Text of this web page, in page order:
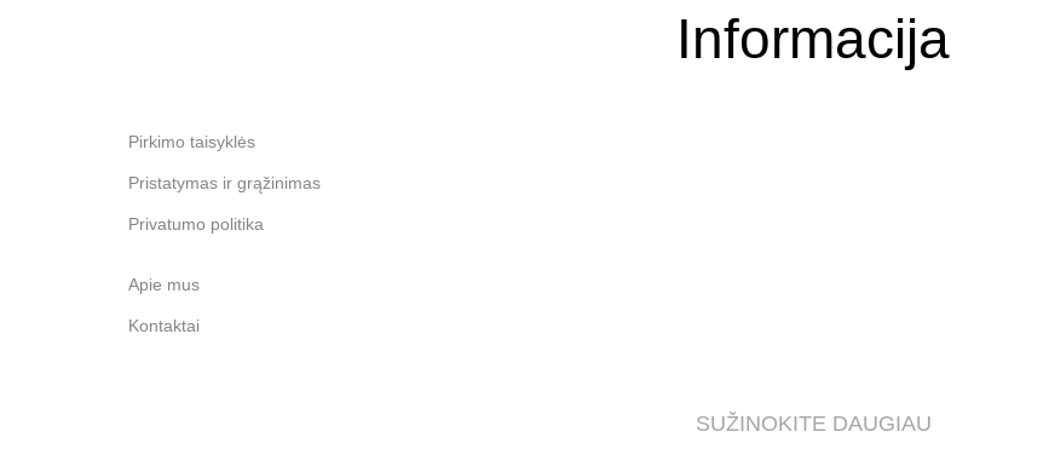
Informacija
Pirkimo taisyklės
Pristatymas ir grąžinimas
Privatumo politika
Apie mus
Kontaktai
SUŽINOKITE DAUGIAU